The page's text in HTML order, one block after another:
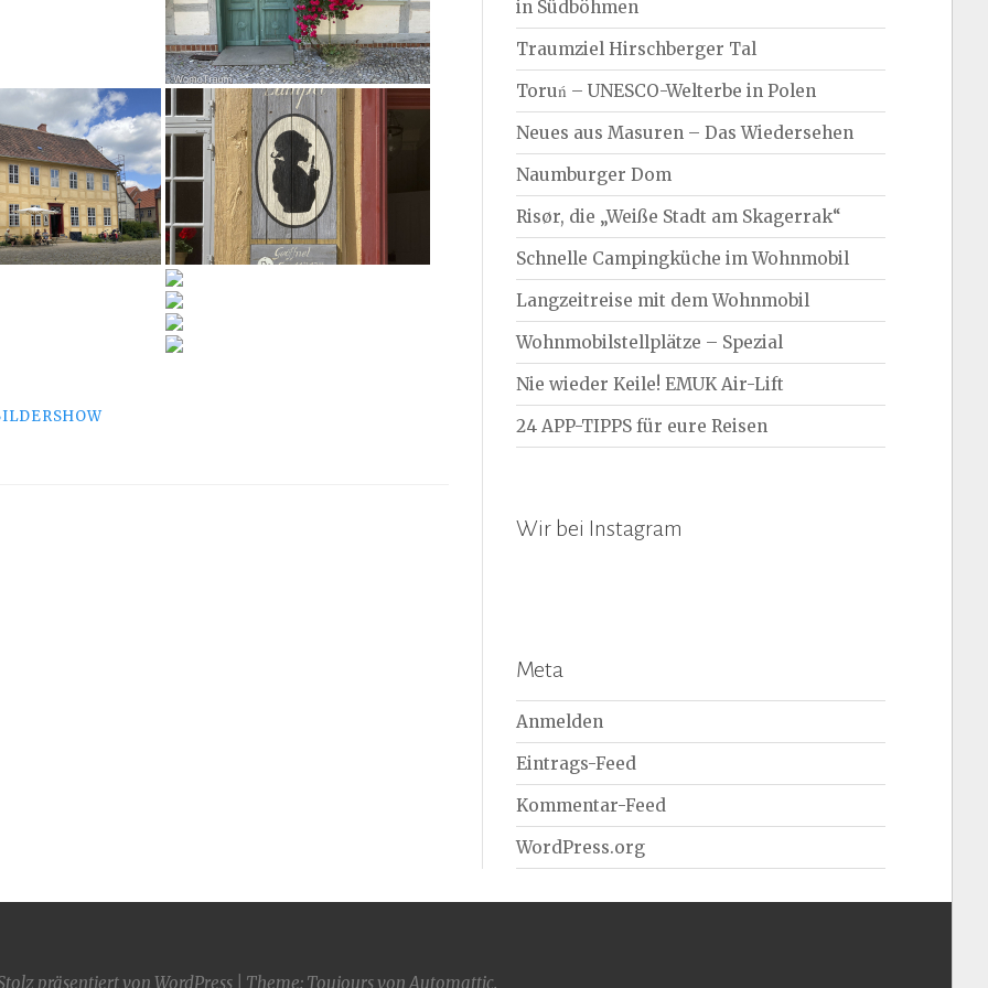
in Südböhmen
Traumziel Hirschberger Tal
Toruń – UNESCO-Welterbe in Polen
Neues aus Masuren – Das Wiedersehen
Naumburger Dom
Risør, die „Weiße Stadt am Skagerrak“
Schnelle Campingküche im Wohnmobil
Langzeitreise mit dem Wohnmobil
Wohnmobilstellplätze – Spezial
Nie wieder Keile! EMUK Air-Lift
24 APP-TIPPS für eure Reisen
Wir bei Instagram
Meta
Anmelden
Eintrags-Feed
Kommentar-Feed
WordPress.org
präsentiert von WordPress Theme: Toujours von Automattic.